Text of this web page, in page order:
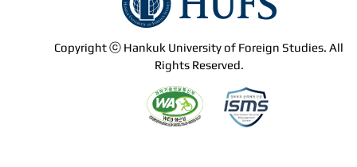
Copyright ⓒ Hankuk University of Foreign Studies. All
Rights Reserved.